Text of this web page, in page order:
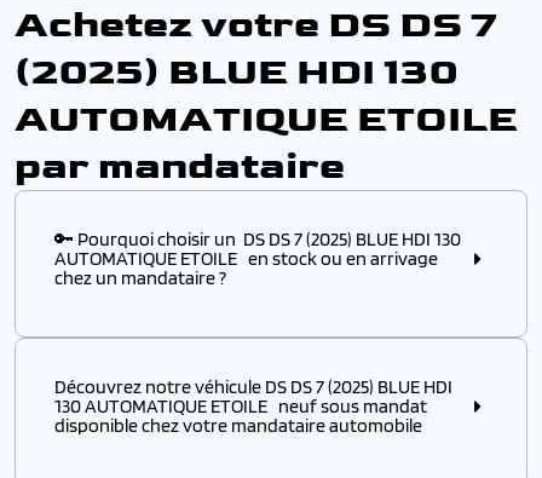
Achetez votre DS DS 7
(2025) BLUE HDI 130
AUTOMATIQUE ETOILE
par mandataire
🔑 Pourquoi choisir un DS DS 7 (2025) BLUE HDI 130
AUTOMATIQUE ETOILE en stock ou en arrivage
chez un mandataire ?
Choisir ce modèleen stockouen arrivagechez un
✔️ D’obtenir unmodèle disponible immédiatement ,
sans attendre plusieurs mois de délai usine
Découvrez notre véhicule DS DS 7 (2025) BLUE HDI
130 AUTOMATIQUE ETOILE neuf sous mandat
disponible chez votre mandataire automobile